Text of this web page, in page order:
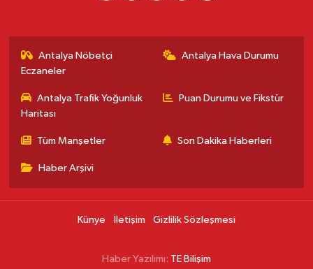
Antalya Nöbetçi
Eczaneler
Antalya Hava Durumu
Antalya Trafik Yoğunluk
Haritası
Puan Durumu ve Fikstür
Tüm Manşetler Son Dakika Haberleri
Haber Arşivi
Künye İletişim Gizlilik Sözleşmesi
Haber Yazılımı: TE Bilişim